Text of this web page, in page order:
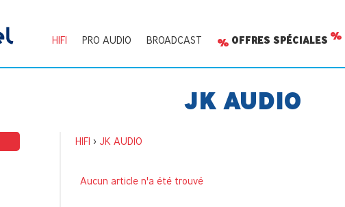
HIFI PRO AUDIO BROADCAST OFFRES SPÉCIALES
JK AUDIO
HIFI > JK AUDIO
Aucun article n'a été trouvé